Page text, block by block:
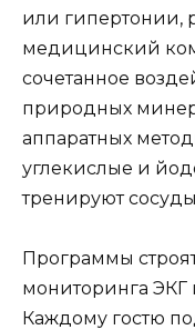
или гипертонии,
медицинский
сочетанное
природных
аппаратных
углекислые и
тренируют
Программы
мониторинга ЭКГ
Каждому гостю